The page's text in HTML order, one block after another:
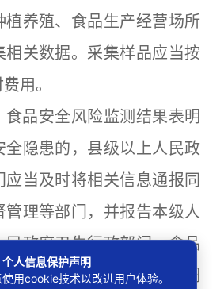
植养殖、食品生产经营场所
相关数据。采集样品应当按
用。
安全风险监测结果表明
全隐患的，县级以上人民政
应当及时将相关信息通报同
管理等部门，并报告本级人
民政府卫生行政部门。食品
部门应当组织开展进一步调
个人信息保护声明
用cookie技术以改进用户体验。